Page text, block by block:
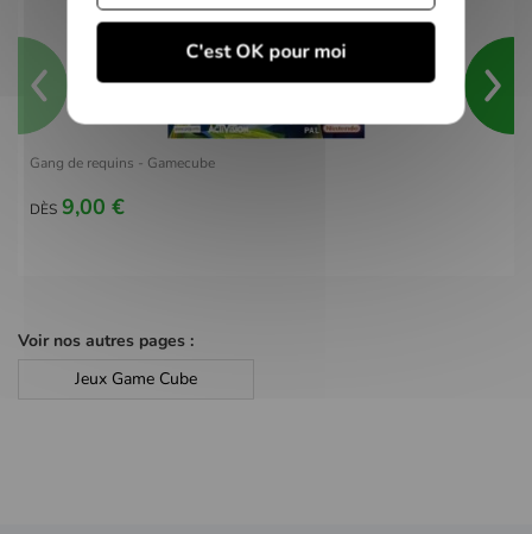
Gang de requins - Gamecube
DÈS 9,00 €
Voir nos autres pages :
Jeux Game Cube
C'est OK pour moi